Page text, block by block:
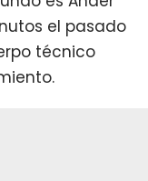
el pasado
técnico